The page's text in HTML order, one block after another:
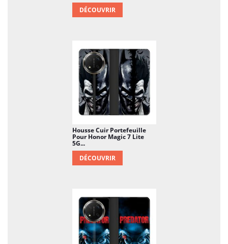
DÉCOUVRIR
Housse Cuir Portefeuille
Pour Honor Magic 7 Lite
5G...
DÉCOUVRIR